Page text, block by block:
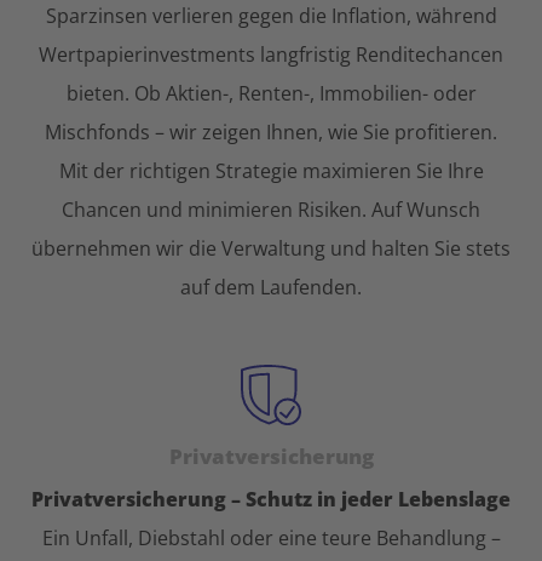
Sparzinsen verlieren gegen die Inflation, während
Wertpapierinvestments langfristig Renditechancen
bieten. Ob Aktien-, Renten-, Immobilien- oder
Mischfonds – wir zeigen Ihnen, wie Sie profitieren.
Mit der richtigen Strategie maximieren Sie Ihre
Chancen und minimieren Risiken. Auf Wunsch
übernehmen wir die Verwaltung und halten Sie stets
auf dem Laufenden.
Privatversicherung
Privatversicherung – Schutz in jeder Lebenslage
Ein Unfall, Diebstahl oder eine teure Behandlung –